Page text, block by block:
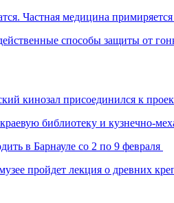
Частная медицина
способы защиты от
кинозал присоединился к
библиотеку и кузнечно-
в Барнауле со 2 по 9 февраля
пройдет лекция о древних